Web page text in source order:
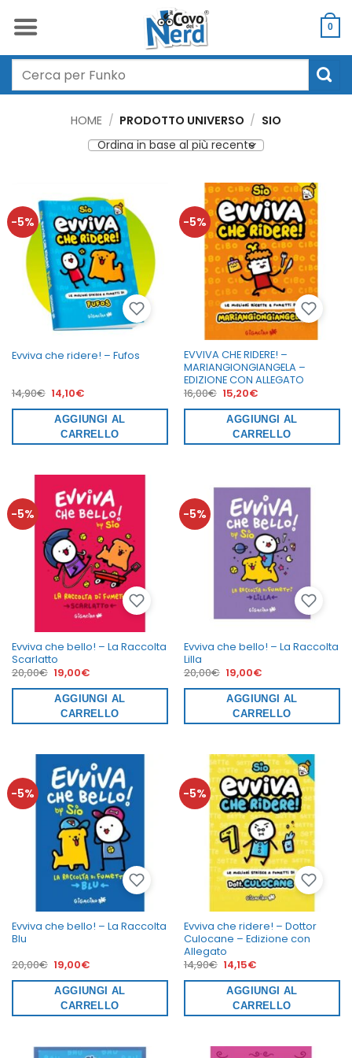
0
Cerca:
HOME / PRODOTTO UNIVERSO / SIO
-5%
Evviva che ridere! – Fufos
14,90€ Il
prezzo
originale
era:
14,90€.
14,10€Il
attuale
è:
14,10€.
AGGIUNGI AL
CARRELLO
-5%
EVVIVA CHE RIDERE! –
MARIANGIONGIANGELA –
EDIZIONE CON ALLEGATO
16,00€ Il
prezzo
originale
era:
16,00€.
15,20€Il
attuale
è:
15,20€.
AGGIUNGI AL
CARRELLO
-5%
Evviva che bello! – La Raccolta
Scarlatto
20,00€ Il
prezzo
originale
era:
20,00€.
19,00€Il
attuale
è:
19,00€.
AGGIUNGI AL
CARRELLO
-5%
Evviva che bello! – La Raccolta
Lilla
20,00€ Il
prezzo
originale
era:
20,00€.
19,00€Il
attuale
è:
19,00€.
AGGIUNGI AL
CARRELLO
-5%
Evviva che bello! – La Raccolta
Blu
20,00€ Il
prezzo
originale
era:
20,00€.
19,00€Il
attuale
è:
19,00€.
AGGIUNGI AL
CARRELLO
-5%
Evviva che ridere! – Dottor
Culocane – Edizione con
Allegato
14,90€ Il
prezzo
originale
era:
14,90€.
14,15€Il
attuale
è:
14,15€.
AGGIUNGI AL
CARRELLO